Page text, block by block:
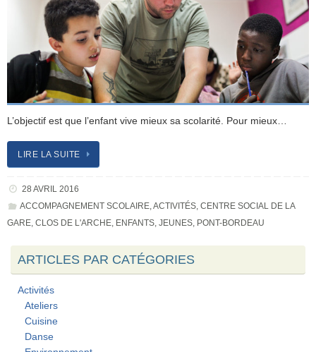
L’objectif est que l’enfant vive mieux sa scolarité. Pour mieux…
LIRE LA SUITE
28 AVRIL 2016
ACCOMPAGNEMENT SCOLAIRE, ACTIVITÉS, CENTRE SOCIAL DE LA
GARE CLOS DE L'ARCHE ENFANTS JEUNES PONT-BORDEAU
ARTICLES PAR CATÉGORIES
Activités
Ateliers
Cuisine
Danse